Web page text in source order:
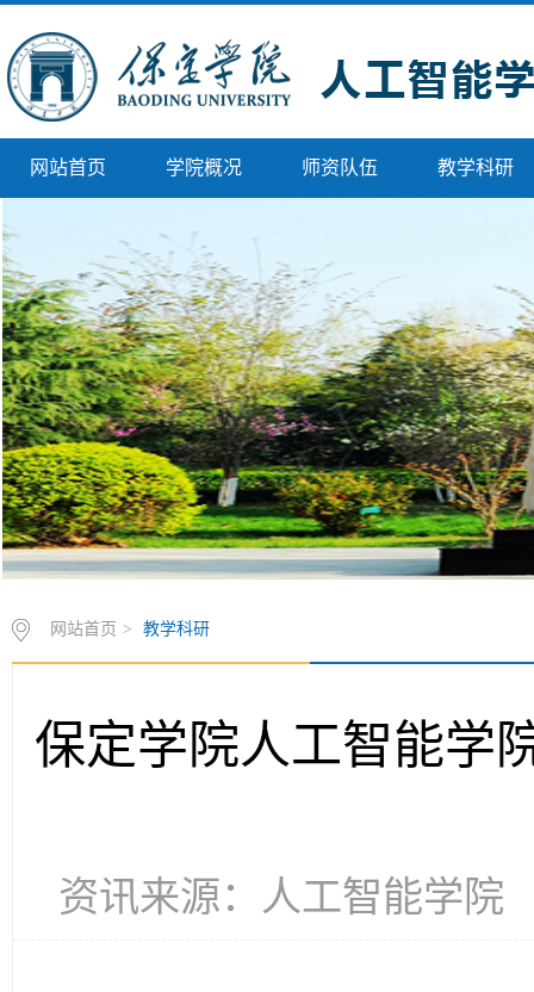
网站首页 学院概况 师资队伍 教学科研
网站首页 > 教学科研
保定学院人工智能学
资讯来源：人工智能学